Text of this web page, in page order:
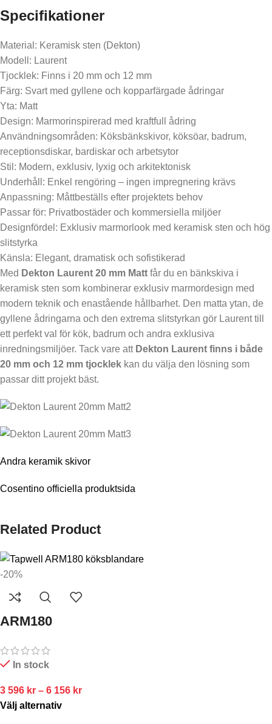
Specifikationer
Material: Keramisk sten (Dekton)
Modell: Laurent
Tjocklek: Finns i 20 mm och 12 mm
Färg: Svart med gyllene och kopparfärgade ådringar
Yta: Matt
Design: Marmorinspirerad med kraftfull ådring
Användningsområden: Köksbänkskivor, köksöar, badrum,
receptionsdiskar, bardiskar och arbetsytor
Stil: Modern, exklusiv, lyxig och arkitektonisk
Underhåll: Enkel rengöring – ingen impregnering krävs
Anpassning: Måttbeställs efter projektets behov
Passar för: Privatbostäder och kommersiella miljöer
Designfördel: Exklusiv marmorlook med keramisk sten och hög
slitstyrka
Känsla: Elegant, dramatisk och sofistikerad
Med Dekton Laurent 20 mm Matt får du en bänkskiva i
keramisk sten som kombinerar exklusiv marmordesign med
modern teknik och enastående hållbarhet. Den matta ytan, de
gyllene ådringarna och den extrema slitstyrkan gör Laurent till
ett perfekt val för kök, badrum och andra exklusiva
inredningsmiljöer. Tack vare att Dekton Laurent finns i både
20 mm och 12 mm tjocklek kan du välja den lösning som
passar ditt projekt bäst.
Andra keramik skivor
Cosentino officiella produktsida
Related Product
-20%
ARM180
In stock
3 596 kr – 6 156 kr
Välj alternativ